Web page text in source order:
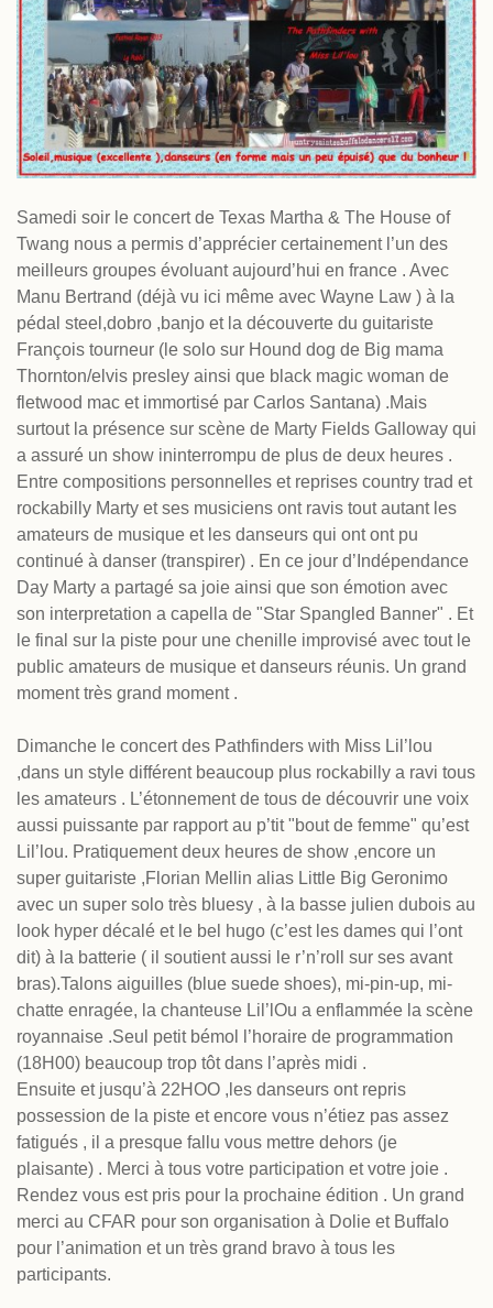
Samedi soir le concert de Texas Martha & The House of
Twang nous a permis d’apprécier certainement l’un des
meilleurs groupes évoluant aujourd’hui en france . Avec
Manu Bertrand (déjà vu ici même avec Wayne Law ) à la
pédal steel,dobro ,banjo et la découverte du guitariste
François tourneur (le solo sur Hound dog de Big mama
Thornton/elvis presley ainsi que black magic woman de
fletwood mac et immortisé par Carlos Santana) .Mais
surtout la présence sur scène de Marty Fields Galloway qui
a assuré un show ininterrompu de plus de deux heures .
Entre compositions personnelles et reprises country trad et
rockabilly Marty et ses musiciens ont ravis tout autant les
amateurs de musique et les danseurs qui ont ont pu
continué à danser (transpirer) . En ce jour d’Indépendance
Day Marty a partagé sa joie ainsi que son émotion avec
son interpretation a capella de "Star Spangled Banner" . Et
le final sur la piste pour une chenille improvisé avec tout le
public amateurs de musique et danseurs réunis. Un grand
moment très grand moment .
Dimanche le concert des Pathfinders with Miss Lil’lou
,dans un style différent beaucoup plus rockabilly a ravi tous
les amateurs . L’étonnement de tous de découvrir une voix
aussi puissante par rapport au p’tit "bout de femme" qu’est
Lil’lou. Pratiquement deux heures de show ,encore un
super guitariste ,Florian Mellin alias Little Big Geronimo
avec un super solo très bluesy , à la basse julien dubois au
look hyper décalé et le bel hugo (c’est les dames qui l’ont
dit) à la batterie ( il soutient aussi le r’n’roll sur ses avant
bras).Talons aiguilles (blue suede shoes), mi-pin-up, mi-
chatte enragée, la chanteuse Lil’lOu a enflammée la scène
royannaise .Seul petit bémol l’horaire de programmation
(18H00) beaucoup trop tôt dans l’après midi .
Ensuite et jusqu’à 22HOO ,les danseurs ont repris
possession de la piste et encore vous n’étiez pas assez
fatigués , il a presque fallu vous mettre dehors (je
plaisante) . Merci à tous votre participation et votre joie .
Rendez vous est pris pour la prochaine édition . Un grand
merci au CFAR pour son organisation à Dolie et Buffalo
pour l’animation et un très grand bravo à tous les
participants.